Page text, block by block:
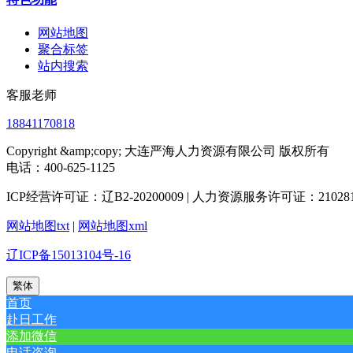
网站地图
聚合标签
站内搜索
客服老师
18841170818
Copyright &amp;copy; 大连严海人力资源有限公司 版权所有
电话：400-625-1125
ICP经营许可证：辽B2-20200009 | 人力资源服务许可证：
网站地图txt | 网站地图xml
辽ICP备15013104号-16
繁体
首页
赴日工作
添加微信